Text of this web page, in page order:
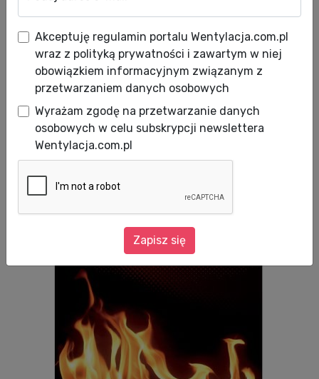
Wentylacja pożarowa.
Projektowanie i instalacja
Data publikacji: 22.03.2012
Data aktualizacji: 23.03.2012
Akceptuję regulamin portalu Wentylacja.com.pl
wraz z polityką prywatności i zawartym w niej
obowiązkiem informacyjnym związanym z
przetwarzaniem danych osobowych
Wyrażam zgodę na przetwarzanie danych
osobowych w celu subskrypcji newslettera
Wentylacja.com.pl
Zapisz się